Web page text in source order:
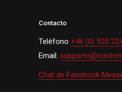
Contacto
Teléfono +46 (0) 920
Email:
Chat de Facebook